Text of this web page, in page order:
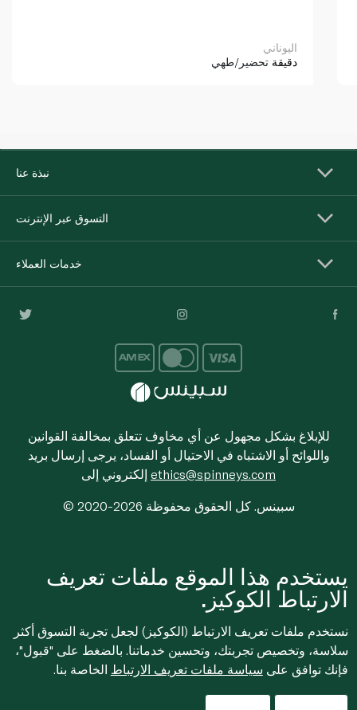
اليوناني
دقيقة تحضير/طهي
نبذة عنا
التسوق عبر الإنترنت
خدمات العملاء
للإبلاغ بشكل مجهول عن أي مخاوف تتعلق بمخالفة القوانين
واللوائح أو الاشتباه في الاحتيال أو الفساد، يرجى إرسال بريد
ethics@spinneys.com
© 2020-2026 سبينس. كل الحقوق محفوظة
يستخدم هذا الموقع ملفات تعريف
الارتباط الكوكيز.
نستخدم ملفات تعريف الارتباط (الكوكيز) لجعل تجربة التسوق أكثر
سلاسة، وتخصيص تجربتك، وتحسين خدماتنا. بالضغط على "قبول"،
فإنك توافق على سياسة ملفات تعريف الارتباط الخاصة بنا.